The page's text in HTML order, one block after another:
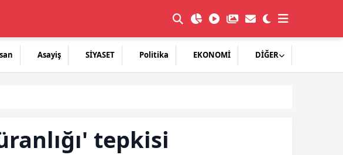
Asayiş SİYASET Politika EKONOMİ DİĞER
tepkisi